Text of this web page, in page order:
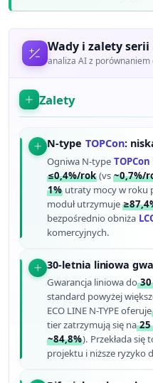
Wady i zalety serii
analiza AI z
Zalety
N-type TOPCon:
Ogniwa N-type TOPCon
≤0,4%/rok (vs~0,7%/
1% utraty mocy w roku
moduł utrzymuje
bezpośrednio obniża
komercyjnych.
30-letnia liniowa
Gwarancja liniowa do
standard powyżej
ECO LINE N-TYPE oferuje
tier zatrzymują się na25
~84,8%). Przekłada się
projektu i niższe ryzyko